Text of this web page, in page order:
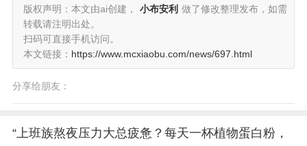
版权声明：本文由ai创建，
小布安利 做了修改整理发布，如需
转载请注明出处。
扫码可直接手机访问。
本文链接： https://www.mcxiaobu.com/news/697.html
分享给朋友：
“上班族熬夜压力大总疲惫？每天一杯植物蛋白粉，